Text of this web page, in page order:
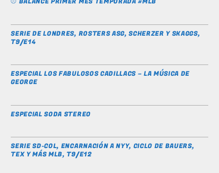
SERIE DE LONDRES, ROSTERS ASG, SCHERZER Y SKAGGS,
T9/E14
ESPECIAL LOS FABULOSOS CADILLACS – LA MÚSICA DE
GEORGE
ESPECIAL SODA STEREO
SERIE SD-COL, ENCARNACIÓN A NYY, CICLO DE BAUERS,
TEX Y MÁS MLB, T9/E12